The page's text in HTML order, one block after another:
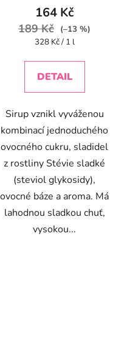
164 Kč
189 Kč
(–13 %)
Měrná
328 Kč / 1 l
DETAIL
Sirup vznikl vyváženou
kombinací jednoduchého
ovocného cukru, sladidel
z rostliny Stévie sladké
(steviol glykosidy),
ovocné báze a aroma. Má
lahodnou sladkou chuť,
vysokou...